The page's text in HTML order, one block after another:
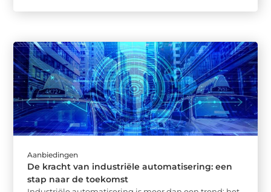
Aanbiedingen
De kracht van industriële automatisering: een
stap naar de toekomst